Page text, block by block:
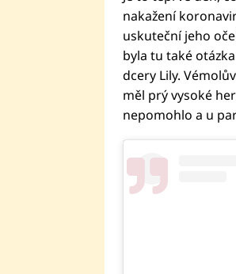
nakažení
uskuteční jeho
byla tu také
dcery Lily.
měl prý vysoké
nepomohlo a u